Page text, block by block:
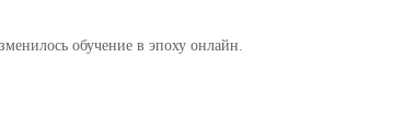
обучение в эпоху онлайн.